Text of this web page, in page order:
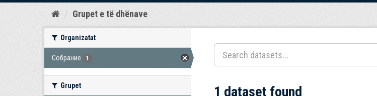
Kalo
Grupet e të dhënave
Organizatat
Собрание 1
Grupet 1 dataset found